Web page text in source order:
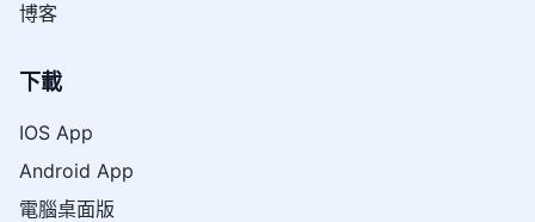
博客
下載
IOS App
Android App
電腦桌面版